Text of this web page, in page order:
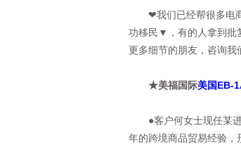
❤我们已经帮很多电商
功移民▼，有的人拿到批
更多细节的朋友，咨询我
★美福国际美国EB-
●客户何女士现任某进
年的跨境商品贸易经验，